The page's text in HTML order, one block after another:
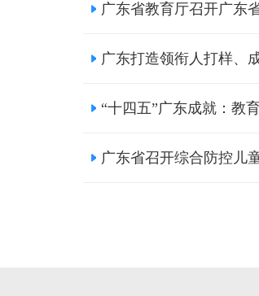
广东省教育厅召开广东
广东打造领衔人打样、
“十四五”广东成就：教
广东省召开综合防控儿